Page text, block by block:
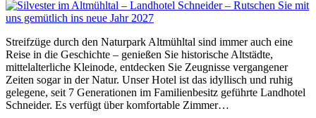
Streifzüge durch den Naturpark Altmühltal sind immer auch eine
Reise in die Geschichte – genießen Sie historische Altstädte,
mittelalterliche Kleinode, entdecken Sie Zeugnisse vergangener
Zeiten sogar in der Natur. Unser Hotel ist das idyllisch und ruhig
gelegene, seit 7 Generationen im Familienbesitz geführte Landhotel
Schneider. Es verfügt über komfortable Zimmer…